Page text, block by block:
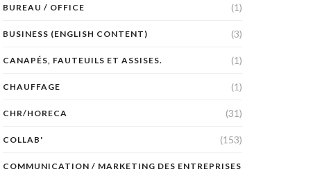
BUREAU / OFFICE (1)
BUSINESS (ENGLISH CONTENT) (3)
CANAPÉS, FAUTEUILS ET ASSISES. (1)
CHAUFFAGE (1)
CHR/HORECA (31)
COLLAB' (153)
COMMUNICATION / MARKETING DES ENTREPRISES